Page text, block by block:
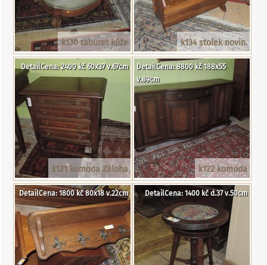
k130 taburet kůže k134 stolek novin.
k121 komoda Záloha
DetailCena: 2400 kč 60x37 v.67cm
k122 komoda
DetailCena: 8800 kč 188x55
v.89cm
DetailCena: 1800 kč 80x18 v.22cm DetailCena: 1400 kč d.37 v.50cm